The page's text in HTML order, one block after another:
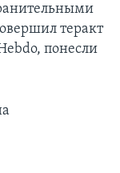
теракт
понесли